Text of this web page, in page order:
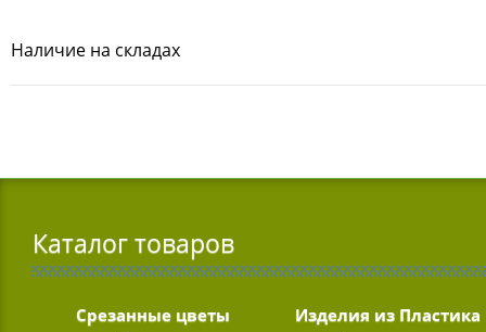
Наличие на складах
Каталог товаров
Срезанные цветы Изделия из Пластика